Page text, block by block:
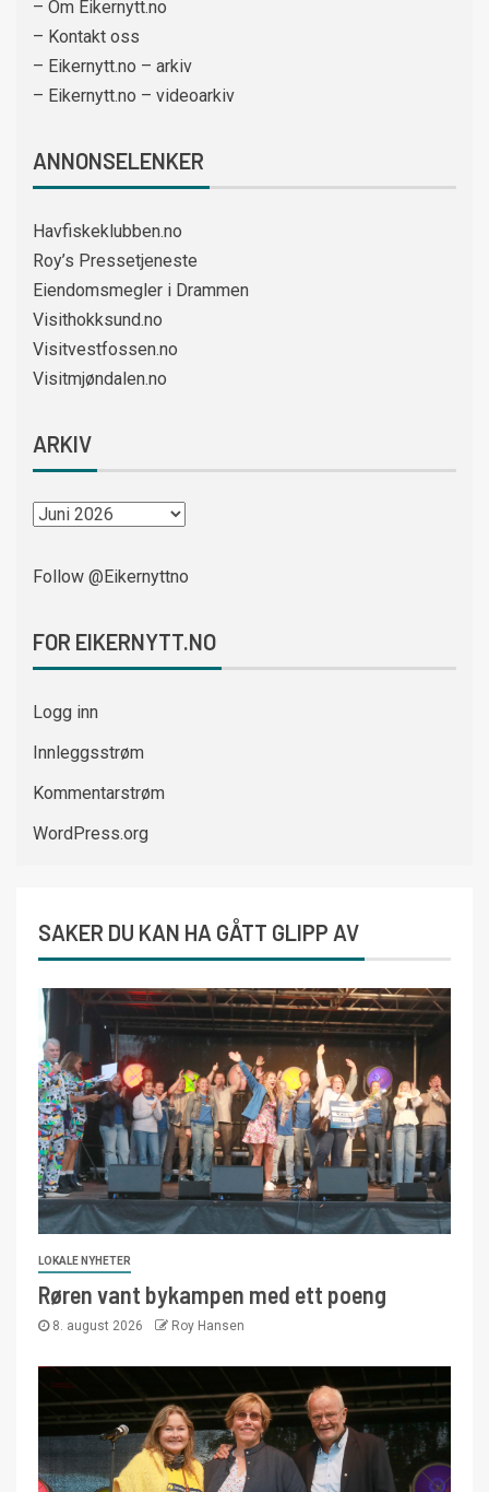
– Om Eikernytt.no
– Kontakt oss
– Eikernytt.no – arkiv
– Eikernytt.no – videoarkiv
ANNONSELENKER
Havfiskeklubben.no
Roy’s Pressetjeneste
Eiendomsmegler i Drammen
Visithokksund.no
Visitvestfossen.no
Visitmjøndalen.no
ARKIV
Follow @Eikernyttno
FOR EIKERNYTT.NO
Logg inn
Innleggsstrøm
Kommentarstrøm
WordPress.org
SAKER DU KAN HA GÅTT GLIPP AV
LOKALE NYHETER
Røren vant bykampen med ett poeng
8. august 2026 Roy Hansen